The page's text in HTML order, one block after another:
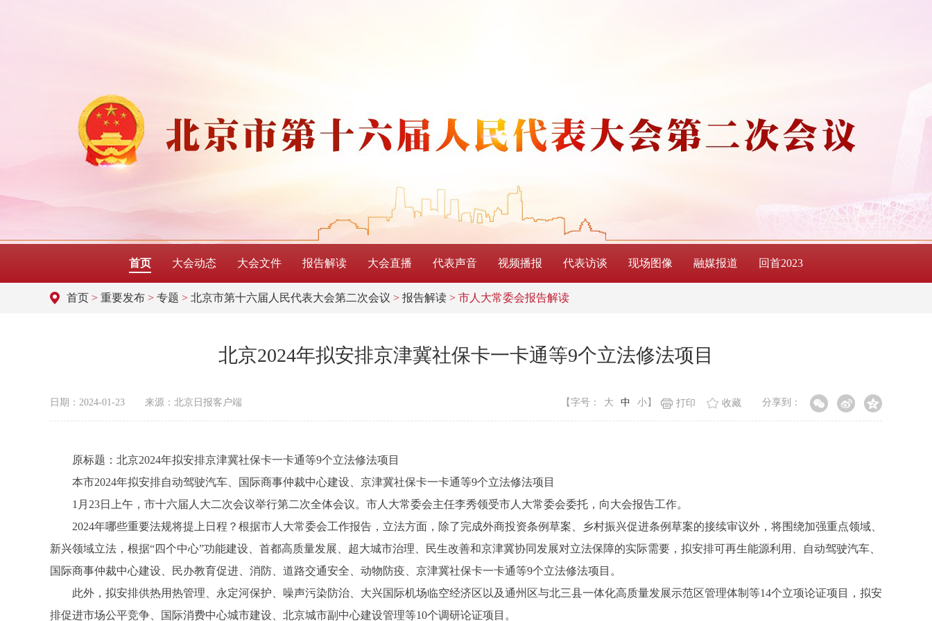
首页 大会动态 大会文件 报告解读 大会直播 代表声音 视频播报 代表访谈 现场图像 融媒报道 回首2023
首页 > 重要发布 > 专题 > 北京市第十六届人民代表大会第二次会议 > 报告解读 > 市人大常委会报告解读
北京2024年拟安排京津冀社保卡一卡通等9个立法修法项目
日期：2024-01-23 来源：北京日报客户端 分享到：
【字号： 大 中 小 】 收藏
打印
原标题：北京2024年拟安排京津冀社保卡一卡通等9个立法修法项目
本市2024年拟安排自动驾驶汽车、国际商事仲裁中心建设、京津冀社保卡一卡通等9个立法修法项目
1月23日上午，市十六届人大二次会议举行第二次全体会议。市人大常委会主任李秀领受市人大常委会委托，向大会报告工作。
2024年哪些重要法规将提上日程？根据市人大常委会工作报告，立法方面，除了完成外商投资条例草案、乡村振兴促进条例草案的接续审议外，将围绕加强重点领域、
新兴领域立法，根据“四个中心”功能建设、首都高质量发展、超大城市治理、民生改善和京津冀协同发展对立法保障的实际需要，拟安排可再生能源利用、自动驾驶汽车、
国际商事仲裁中心建设、民办教育促进、消防、道路交通安全、动物防疫、京津冀社保卡一卡通等9个立法修法项目。
此外，拟安排供热用热管理、永定河保护、噪声污染防治、大兴国际机场临空经济区以及通州区与北三县一体化高质量发展示范区管理体制等14个立项论证项目，拟安
排促进市场公平竞争、国际消费中心城市建设、北京城市副中心建设管理等10个调研论证项目。